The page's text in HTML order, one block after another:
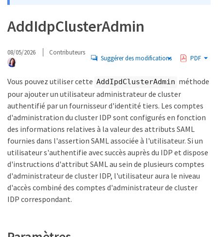
AddIdpClusterAdmin
08/05/2026 Contributeurs
Suggérer des modifications PDF
Vous pouvez utiliser cette AddIpdClusterAdmin méthode
pour ajouter un utilisateur administrateur de cluster
authentifié par un fournisseur d'identité tiers. Les comptes
d'administration du cluster IDP sont configurés en fonction
des informations relatives à la valeur des attributs SAML
fournies dans l'assertion SAML associée à l'utilisateur. Si un
utilisateur s'authentifie avec succès auprès du IDP et dispose
d'instructions d'attribut SAML au sein de plusieurs comptes
d'administrateur de cluster IDP, l'utilisateur aura le niveau
d'accès combiné des comptes d'administrateur de cluster
IDP correspondant.